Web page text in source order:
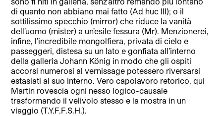
di quanto non abbiano mai fatto (Ad huc III); o il
sottilissimo specchio (mirror) che riduce la vanità
dell’uomo (mister) a un’esile fessura (Mr). Menzionerei,
infine, l’incredibile mongolfiera, privata di cielo e
passeggeri, distesa su un lato e gonfiata all’interno
della galleria Johann König in modo che gli ospiti
accorsi numerosi al vernissage potessero riversarsi
estasiati al suo interno. Vero capolavoro retorico, qui
Martin rovescia ogni nesso logico-causale
trasformando il velivolo stesso e la mostra in un
viaggio (T.Y.F.F.S.H.).